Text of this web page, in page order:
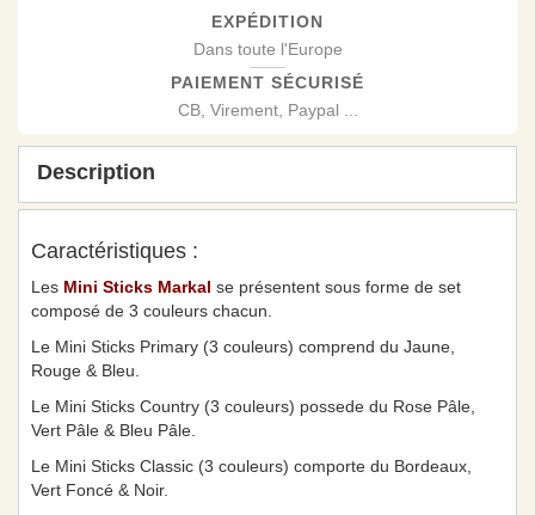
EXPÉDITION
Dans toute l'Europe
PAIEMENT SÉCURISÉ
CB, Virement, Paypal ...
Description
Caractéristiques :
Les Mini Sticks Markal se présentent sous forme de set
composé de 3 couleurs chacun.
Le Mini Sticks Primary (3 couleurs) comprend du Jaune,
Rouge & Bleu.
Le Mini Sticks Country (3 couleurs) possede du Rose Pâle,
Vert Pâle & Bleu Pâle.
Le Mini Sticks Classic (3 couleurs) comporte du Bordeaux,
Vert Foncé & Noir.